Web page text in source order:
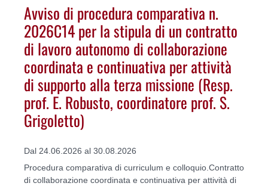
Avviso di procedura comparativa n.
2026C14 per la stipula di un contratto
di lavoro autonomo di collaborazione
coordinata e continuativa per attività
di supporto alla terza missione (Resp.
prof. E. Robusto, coordinatore prof. S.
Grigoletto)
Dal 24.06.2026 al 30.08.2026
Procedura comparativa di curriculum e colloquio.Contratto
di collaborazione coordinata e continuativa per attività di